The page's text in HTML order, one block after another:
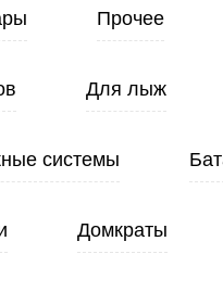
Прочее
Для лыж
системы
Домкраты